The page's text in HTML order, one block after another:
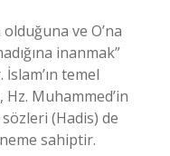
olduğuna ve O’na
inanmak”
temel
Hz. Muhammed’in
sözleri (Hadis) de
sahiptir.